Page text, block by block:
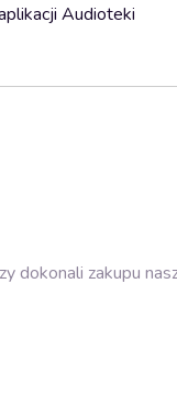
Audioteki
dokonali zakupu